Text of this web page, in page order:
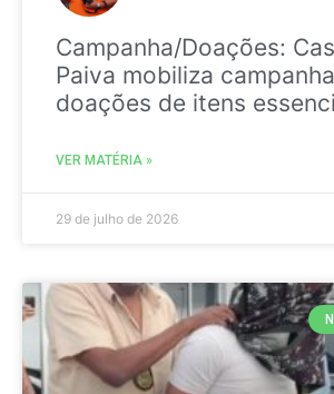
Campanha/Doações:
Paiva mobiliza
doações de itens
VER MATÉRIA »
29 de julho de 2026